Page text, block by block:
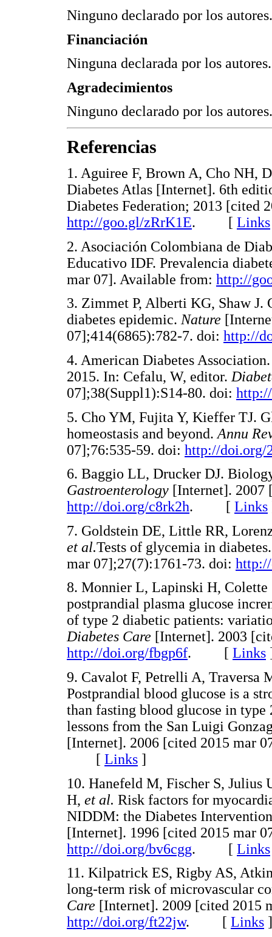
Ninguno declarado por los autores.
Financiación
Ninguna declarada por los autores.
Agradecimientos
Ninguno declarado por los autores.
Referencias
1. Aguiree F, Brown A, Cho NH,
Diabetes Atlas [Internet]. 6th
Diabetes Federation; 2013 [cited
http://goo.gl/zRrK1E. [ Links
2. Asociación Colombiana de
Educativo IDF. Prevalencia
mar 07]. Available from: http://
3. Zimmet P, Alberti KG, Shaw
diabetes epidemic. Nature
07];414(6865):782-7. doi: http://
4. American Diabetes
2015. In: Cefalu, W, editor.
07];38(Suppl1):S14-80. doi:
5. Cho YM, Fujita Y, Kieffer TJ.
homeostasis and beyond. Annu
07];76:535-59. doi: http://doi.org/
6. Baggio LL, Drucker DJ.
Gastroenterology [Internet]. 2007
http://doi.org/c8rk2h. [ Links
7. Goldstein DE, Little RR,
et al.Tests of glycemia in
mar 07];27(7):1761-73. doi:
8. Monnier L, Lapinski H,
postprandial plasma glucose
of type 2 diabetic patients:
Diabetes Care [Internet]. 2003
http://doi.org/fbgp6f. [ Links
9. Cavalot F, Petrelli A,
Postprandial blood glucose is a
than fasting blood glucose in
lessons from the San Luigi
[Internet]. 2006 [cited 2015 mar
[ Links ]
10. Hanefeld M, Fischer S, Julius
H, et al. Risk factors for
NIDDM: the Diabetes
[Internet]. 1996 [cited 2015 mar
http://doi.org/bv6cgg. [ Links
11. Kilpatrick ES, Rigby AS,
long-term risk of microvascular
Care [Internet]. 2009 [cited 2015
http://doi.org/ft22jw. [ Links ]